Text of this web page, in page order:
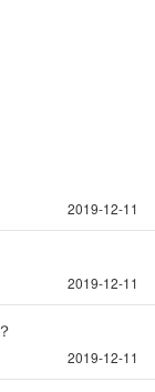
2019-12-11
2019-12-11
2019-12-11